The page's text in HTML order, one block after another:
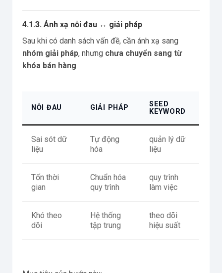
4.1.3. Ánh xạ nỗi đau ↔ giải pháp
Sau khi có danh sách vấn đề, cần ánh xạ sang
nhóm giải pháp, nhưng chưa chuyển sang từ
khóa bán hàng.
NỖI ĐAU GIẢI PHÁP
SEED
KEYWORD
Sai sót dữ
liệu
Tự động
hóa
quản lý dữ
liệu
Tốn thời
gian
Chuẩn hóa
quy trình
quy trình
làm việc
Khó theo
dõi
Hệ thống
tập trung
theo dõi
hiệu suất